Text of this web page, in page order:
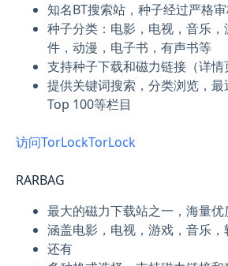
知名BT搜索站，种子经过严格
种子分类：电影，电视，音乐，
件，动漫，电子书，有声书等
支持种子下载和磁力链接（详情
提供关键词搜索，分类浏览，最
Top 100等栏目
访问TorLockTorLock
RARBAG
最大的磁力下载站之一，海量优
涵盖电影，电视，游戏，音乐
还有